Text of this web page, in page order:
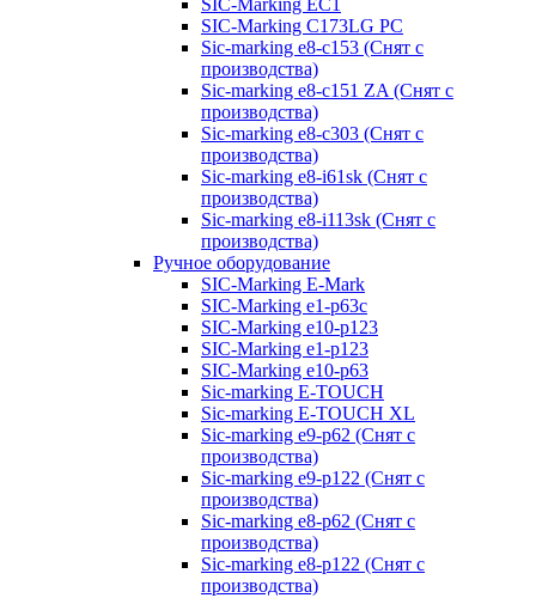
SIC-Marking EC1
SIC-Marking C173LG PC
Sic-marking e8-c153 (Снят с
производства)
Sic-marking e8-c151 ZA (Снят с
производства)
Sic-marking e8-c303 (Снят с
производства)
Sic-marking e8-i61sk (Снят с
производства)
Sic-marking e8-i113sk (Снят с
производства)
Ручное оборудование
SIC-Marking E-Mark
SIC-Marking e1-p63с
SIC-Marking e10-p123
SIC-Marking e1-p123
SIC-Marking e10-p63
Sic-marking E-TOUCH
Sic-marking E-TOUCH XL
Sic-marking e9-p62 (Снят с
производства)
Sic-marking e9-p122 (Снят с
производства)
Sic-marking e8-p62 (Снят с
производства)
Sic-marking e8-p122 (Снят с
производства)